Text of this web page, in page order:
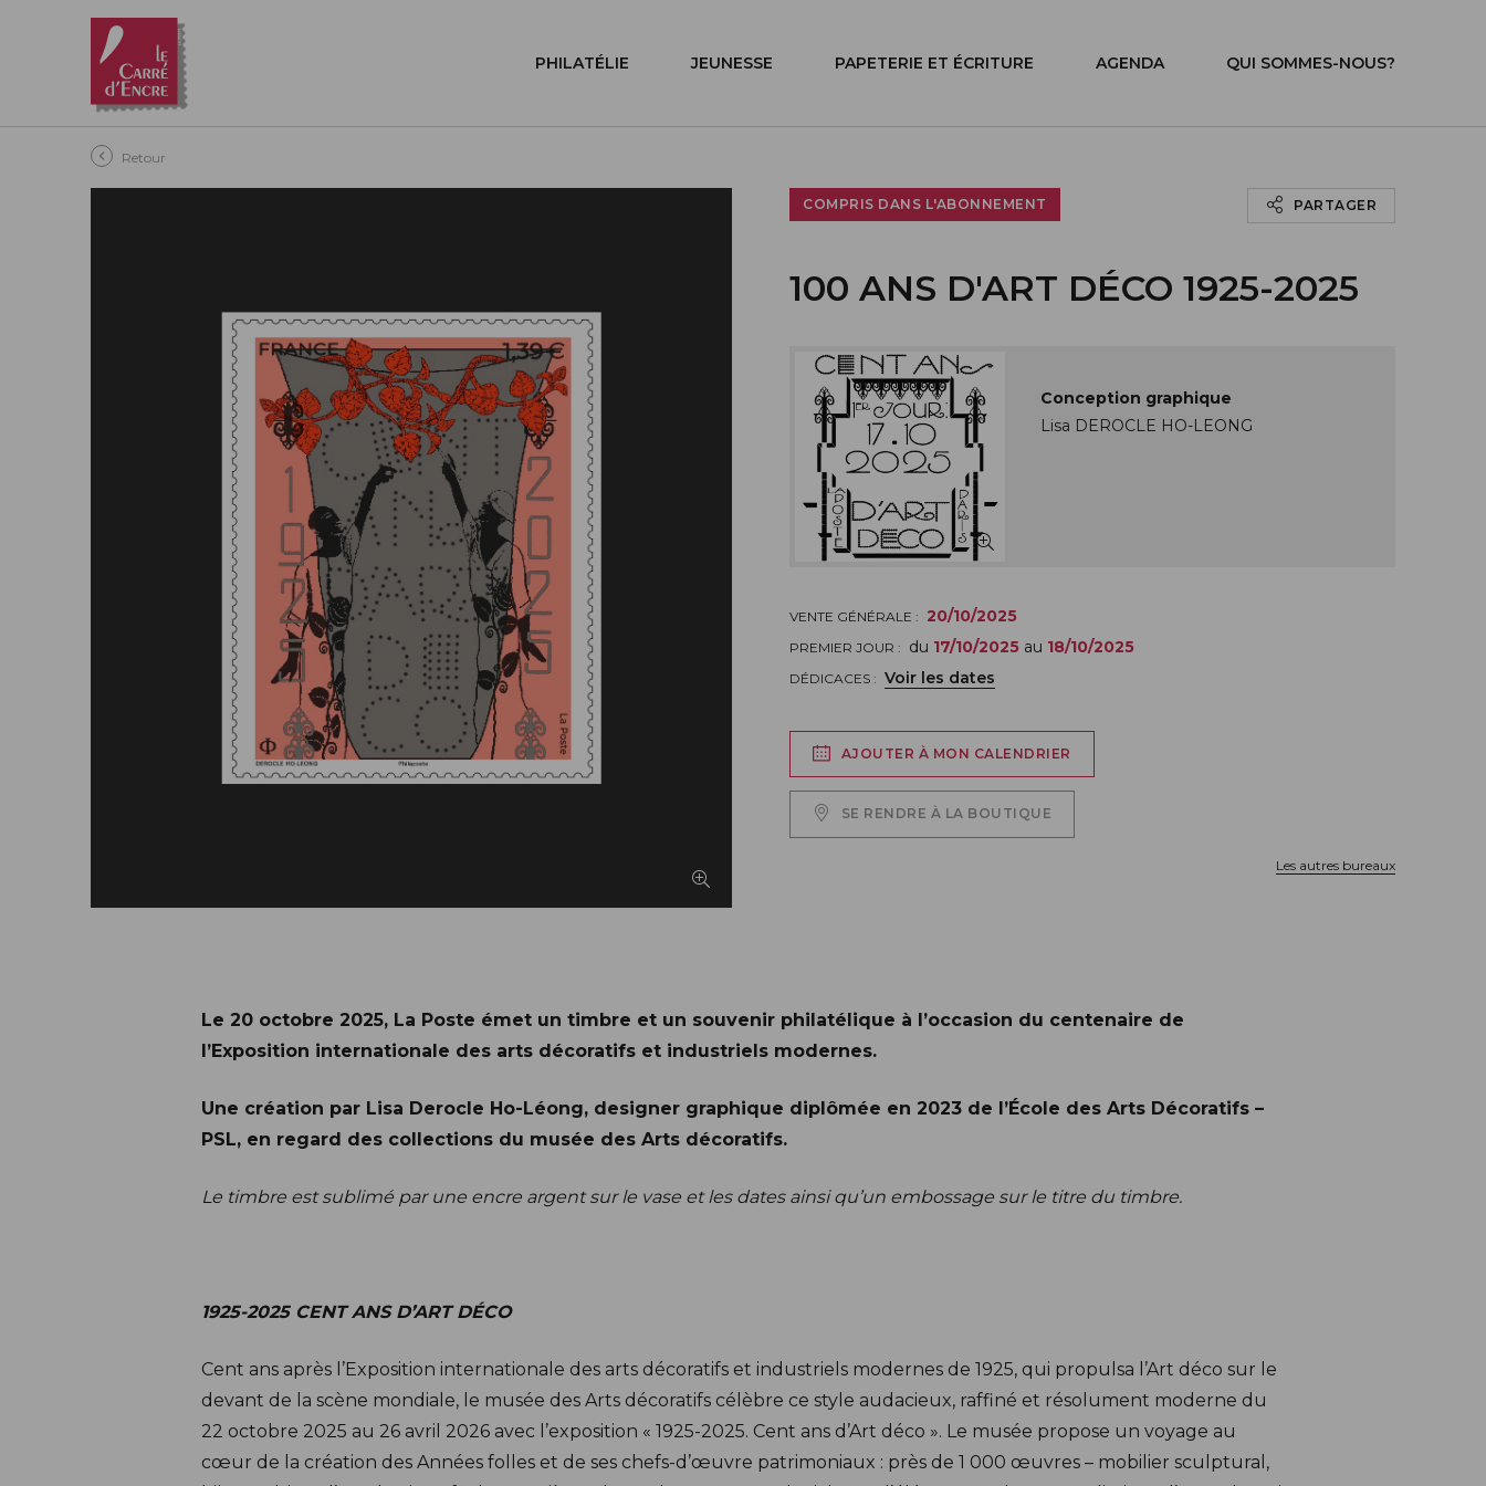
Aller au contenu principal
PHILATÉLIE JEUNESSE PAPETERIE ET ÉCRITURE AGENDA QUI SOMMES-NOUS?
Retour
COMPRIS DANS L'ABONNEMENT PARTAGER
100 ANS D'ART DÉCO 1925-2025
Conception graphique
Lisa DEROCLE HO-LEONG
VENTE GÉNÉRALE : 20/10/2025
PREMIER JOUR : du 17/10/2025 au 18/10/2025
DÉDICACES : Voir les dates
AJOUTER À MON CALENDRIER
SE RENDRE À LA BOUTIQUE
Les autres bureaux
Le 20 octobre 2025, La Poste émet un timbre et un souvenir philatélique à l’occasion du centenaire de
l’Exposition internationale des arts décoratifs et industriels modernes.
Une création par Lisa Derocle Ho-Léong, designer graphique diplômée en 2023 de l’École des Arts Décoratifs –
PSL, en regard des collections du musée des Arts décoratifs.
Le timbre est sublimé par une encre argent sur le vase et les dates ainsi qu’un embossage sur le titre du timbre.
1925-2025 CENT ANS D’ART DÉCO
Cent ans après l’Exposition internationale des arts décoratifs et industriels modernes de 1925, qui propulsa l’Art déco sur le
devant de la scène mondiale, le musée des Arts décoratifs célèbre ce style audacieux, raffiné et résolument moderne du
22 octobre 2025 au 26 avril 2026 avec l’exposition « 1925-2025. Cent ans d’Art déco ». Le musée propose un voyage au
cœur de la création des Années folles et de ses chefs-d’œuvre patrimoniaux : près de 1 000 œuvres – mobilier sculptural,